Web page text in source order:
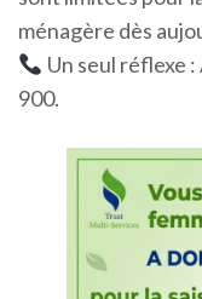
ménagère dès
Un seul réflexe
900.